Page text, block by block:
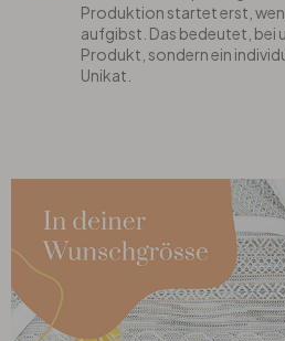
Produktion startet erst,
aufgibst. Das bedeutet, bei
Produkt, sondern ein
Unikat.